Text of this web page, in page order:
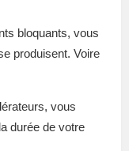
bloquants, vous
produisent. Voire
vous
durée de votre